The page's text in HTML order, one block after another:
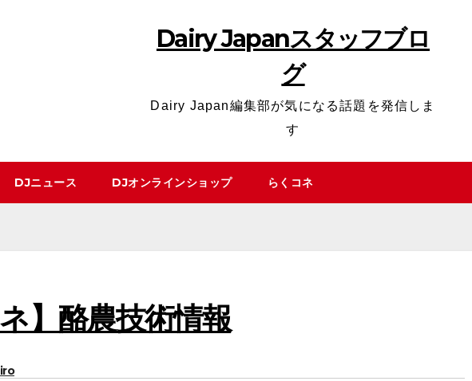
Dairy Japanスタッフブロ
グ
Dairy Japan編集部が気になる話題を発信しま
す
DJニュース DJオンラインショップ らくコネ
ネ】酪農技術情報